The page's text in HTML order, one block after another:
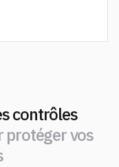
contrôles
protéger vos